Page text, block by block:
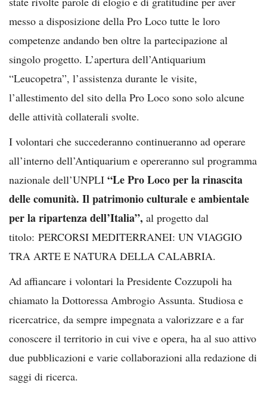
messo a disposizione della Pro Loco tutte le loro
competenze andando ben oltre la partecipazione al
singolo progetto. L’apertura dell’Antiquarium
“Leucopetra”, l’assistenza durante le visite,
l’allestimento del sito della Pro Loco sono solo alcune
delle attività collaterali svolte.
I volontari che succederanno continueranno ad operare
all’interno dell’Antiquarium e opereranno sul programma
nazionale dell’UNPLI “Le Pro Loco per la rinascita
delle comunità. Il patrimonio culturale e ambientale
per la ripartenza dell’Italia”, al progetto dal
titolo: PERCORSI MEDITERRANEI: UN VIAGGIO
TRA ARTE E NATURA DELLA CALABRIA.
Ad affiancare i volontari la Presidente Cozzupoli ha
chiamato la Dottoressa Ambrogio Assunta. Studiosa e
ricercatrice, da sempre impegnata a valorizzare e a far
conoscere il territorio in cui vive e opera, ha al suo attivo
due pubblicazioni e varie collaborazioni alla redazione di
saggi di ricerca.